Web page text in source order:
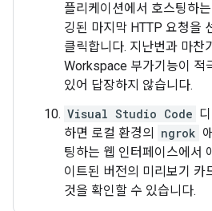
플리케이션에서 호스팅하
깅된 마지막 HTTP 요청을
클릭합니다. 지난번과 마찬
Workspace 부가기능이 적
있어 답장하지 않습니다.
Visual Studio Code
하면 로컬 환경의
ngrok
팅하는 웹 인터페이스에서
이트된 버전의 미리보기 카
것을 확인할 수 있습니다.